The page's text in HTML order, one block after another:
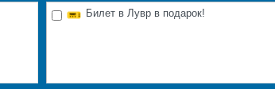
Билет в Лувр в подарок!